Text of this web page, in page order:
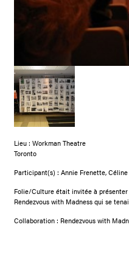
Lieu : Workman Theatre
Toronto
Participant(s) : Annie Frenette,
Folie/Culture était invitée à
Rendezvous with Madness qui se
Collaboration : Rendezvous with